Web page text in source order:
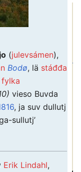
(julevsámen),
Bodø, lä stáđđa
vieso Buvda
, ja suv dullutj
sullutj’
Erik Lindahl,